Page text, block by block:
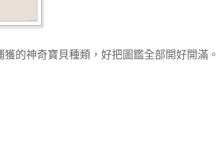
的神奇寶貝種類，好把圖鑑全部開好開滿